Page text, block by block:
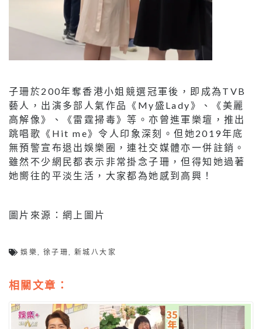
子珊於200年奪香港小姐競選冠軍後，即成為TVB
藝人，出演多部人氣作品《My盛Lady》、《美麗
高解像》、《雷霆掃毒》等。亦曾進軍樂壇，推出
跳唱歌《Hit me》令人印象深刻。但她2019年底
無預警宣布退出娛樂圈，連社交媒體亦一併註銷。
雖然不少網民都表示非常掛念子珊，但得知她過著
她嚮往的平淡生活，大家都為她感到高興！
圖片來源：網上圖片
娛樂,徐子珊,新城八大家
相關文章：